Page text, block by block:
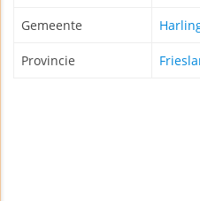
Gemeente
Provincie